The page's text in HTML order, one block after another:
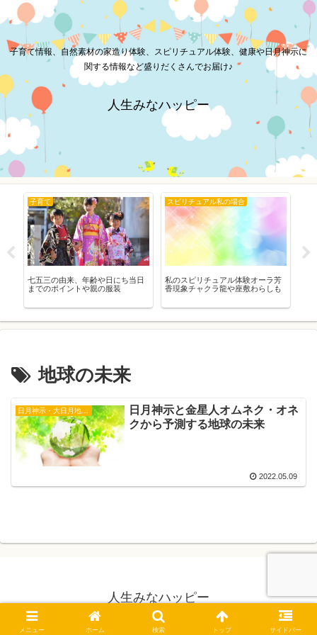
子育て情報、自然素材の家造り体験、スピリチュアル体験、健康や日月神示に
関する情報など盛りだくさんでお届け♪
人生みなハッピー
子育て
七五三の由来、年齢や日にち当日
までのポイントや親の服装
スピリチュアル私の場合
私のスピリチュアル体験オーラ芳
香現象チャクラ龍や座敷わらしも
地球の未来
日月神示と金星人オムネク・オネ
クから予測する地球の未来
2022.05.09
人生みなハッピー
© 2019 人生みなハッピー.
メニュー ホーム 検索 トップ サイドバー